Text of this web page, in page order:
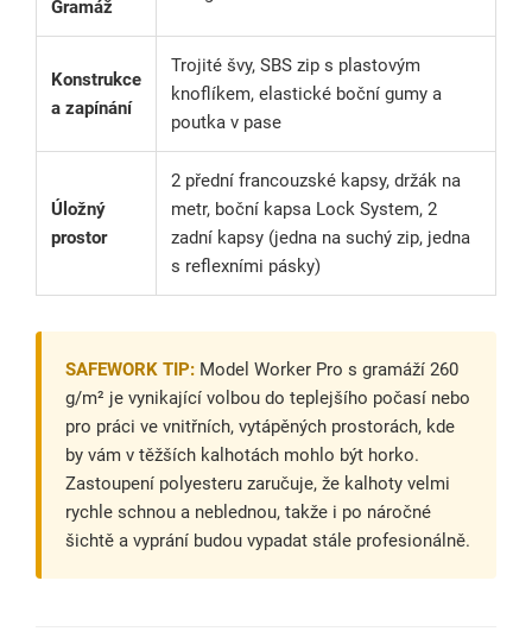
Gramáž
Konstrukce
a zapínání
Trojité švy, SBS zip s plastovým
knoflíkem, elastické boční gumy a
poutka v pase
Úložný
prostor
2 přední francouzské kapsy, držák na
metr, boční kapsa Lock System, 2
zadní kapsy (jedna na suchý zip, jedna
s reflexními pásky)
SAFEWORK TIP: Model Worker Pro s gramáží 260
g/m² je vynikající volbou do teplejšího počasí nebo
pro práci ve vnitřních, vytápěných prostorách, kde
by vám v těžších kalhotách mohlo být horko.
Zastoupení polyesteru zaručuje, že kalhoty velmi
rychle schnou a neblednou, takže i po náročné
šichtě a vyprání budou vypadat stále profesionálně.